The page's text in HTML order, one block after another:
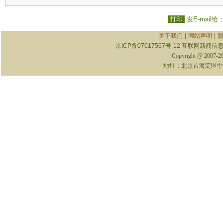
打印 发E-mail给
关于我们 网站声明
京ICP备07017567号-12 互联网新闻信
Copyright @ 2007-
地址：北京市海淀区